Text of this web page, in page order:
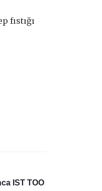
fıstığı
IST TOO